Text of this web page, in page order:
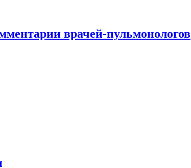
врачей-пульмонологов